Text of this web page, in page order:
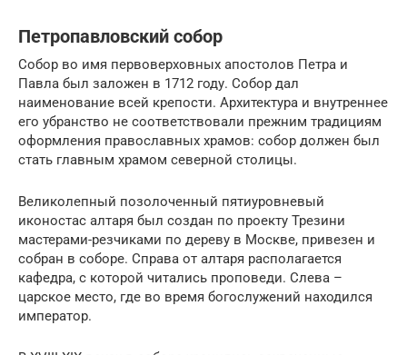
Петропавловский собор
Собор во имя первоверховных апостолов Петра и
Павла был заложен в 1712 году. Собор дал
наименование всей крепости. Архитектура и внутреннее
его убранство не соответствовали прежним традициям
оформления православных храмов: собор должен был
стать главным храмом северной столицы.
Великолепный позолоченный пятиуровневый
иконостас алтаря был создан по проекту Трезини
мастерами-резчиками по дереву в Москве, привезен и
собран в соборе. Справа от алтаря располагается
кафедра, с которой читались проповеди. Слева –
царское место, где во время богослужений находился
император.